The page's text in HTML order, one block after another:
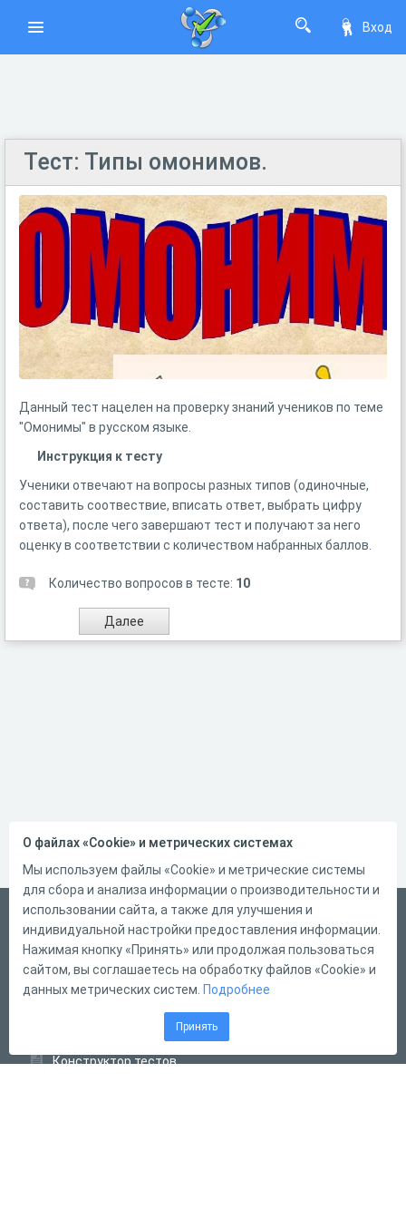
Вход
Тест: Типы омонимов.
Данный тест нацелен на проверку знаний учеников по теме
"Омонимы" в русском языке.
Инструкция к тесту
Ученики отвечают на вопросы разных типов (одиночные,
составить соотвествие, вписать ответ, выбрать цифру
ответа), после чего завершают тест и получают за него
оценку в соответствии с количеством набранных баллов.
Количество вопросов в тесте: 10
Русский
Справка
Форма обратной связи
Конструктор тестов
О файлах «Cookie» и метрических системах
Мы используем файлы «Cookie» и метрические системы
для сбора и анализа информации о производительности и
использовании сайта, а также для улучшения и
индивидуальной настройки предоставления информации.
Нажимая кнопку «Принять» или продолжая пользоваться
сайтом, вы соглашаетесь на обработку файлов «Cookie» и
данных метрических систем. Подробнее
Принять